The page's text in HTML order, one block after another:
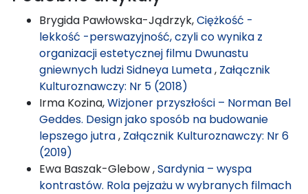
Brygida Pawłowska-Jądrzyk,Ciężkość -
lekkość -perswazyjność, czyli co wynika z
organizacji estetycznej filmu Dwunastu
gniewnych ludzi Sidneya Lumeta, Załącznik
Kulturoznawczy: Nr 5 (2018)
Irma Kozina,Wizjoner przyszłości – Norman Bel
Geddes. Design jako sposób na budowanie
lepszego jutra, Załącznik Kulturoznawczy: Nr 6
(2019)
Ewa Baszak-Glebow ,Sardynia – wyspa
kontrastów. Rola pejzażu w wybranych filmach